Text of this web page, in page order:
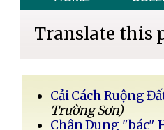
Translate this
Cải Cách Ruộng
Trường Sơn)
Chân Dung "bác"